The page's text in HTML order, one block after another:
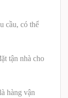
cầu, có thể
tận nhà cho
hàng vận